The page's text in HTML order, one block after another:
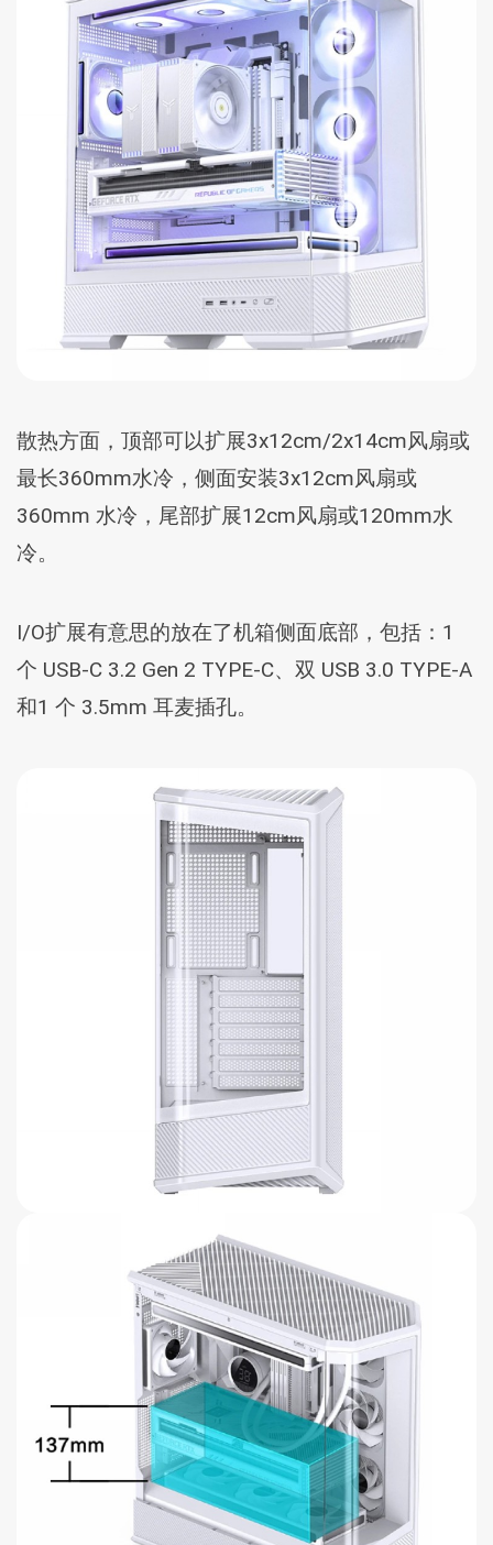
散热方面，顶部可以扩展3x12cm/2x14cm风扇或
最长360mm水冷，侧面安装3x12cm风扇或
360mm 水冷，尾部扩展12cm风扇或120mm水
冷。
I/O扩展有意思的放在了机箱侧面底部，包括：1
个 USB-C 3.2 Gen 2 TYPE-C、双 USB 3.0 TYPE-A
和1 个 3.5mm 耳麦插孔。